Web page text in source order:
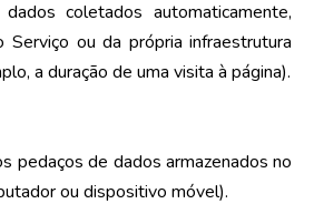
coletados automaticamente,
ou da própria infraestrutura
a duração de uma visita à página).
pedaços de dados armazenados no
ou dispositivo móvel).